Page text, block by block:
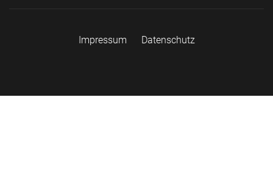
Impressum Datenschutz